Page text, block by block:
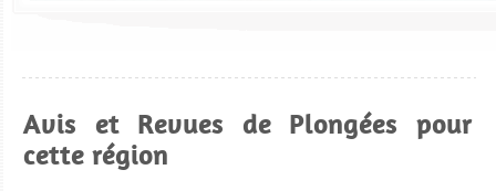
Avis et Revues de Plongées pour
cette région